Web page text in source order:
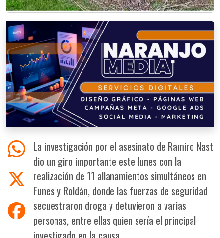
La investigación por el asesinato de Ramiro Nast
dio un giro importante este lunes con la
realización de 11 allanamientos simultáneos en
Funes y Roldán, donde las fuerzas de seguridad
secuestraron droga y detuvieron a varias
personas, entre ellas quien sería el principal
investigado en la causa.